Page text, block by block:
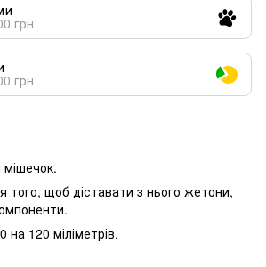
грн
грн
мішечок.
того, щоб діставати з нього жетони,
на 120 міліметрів.